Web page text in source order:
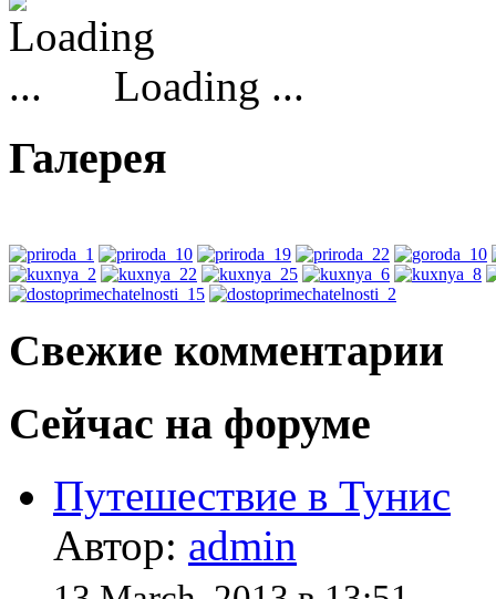
Loading ...
Галерея
Свежие комментарии
Сейчас на форуме
Путешествие в Тунис
Автор: admin